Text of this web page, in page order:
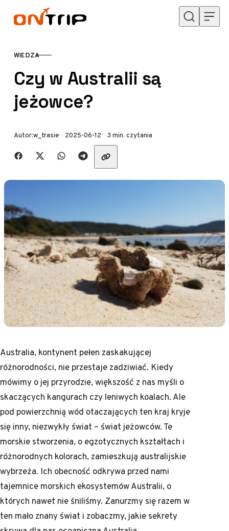
Przejdź do treści
KATEGORIA
WIEDZA
Czy w Australii są
jeżowce?
Autor:w_trasie Opublikowano
2025-06-12 3 min. czytania
Udostępnij znajomym
Australia, kontynent pełen zaskakującej
różnorodności, nie przestaje zadziwiać. Kiedy
mówimy o jej przyrodzie, większość z nas myśli o
skaczących kangurach czy leniwych koalach. Ale
pod powierzchnią wód otaczających ten kraj kryje
się inny, niezwykły świat – świat jeżowców. Te
morskie stworzenia, o egzotycznych kształtach i
różnorodnych kolorach, zamieszkują australijskie
wybrzeża. Ich obecność odkrywa przed nami
tajemnice morskich ekosystemów Australii, o
których nawet nie śniliśmy. Zanurzmy się razem w
ten mało znany świat i zobaczmy, jakie sekrety